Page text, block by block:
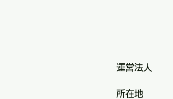
運営法人
所在地